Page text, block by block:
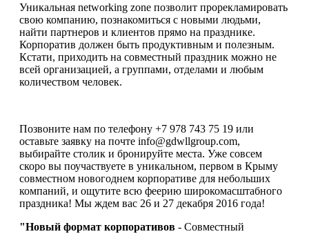
Уникальная networking zone позволит прорекламировать
свою компанию, познакомиться с новыми людьми,
найти партнеров и клиентов прямо на празднике.
Корпоратив должен быть продуктивным и полезным.
Кстати, приходить на совместный праздник можно не
всей организацией, а группами, отделами и любым
количеством человек.
Позвоните нам по телефону +7 978 743 75 19 или
оставьте заявку на почте info@gdwllgroup.com,
выбирайте столик и бронируйте места. Уже совсем
скоро вы поучаствуете в уникальном, первом в Крыму
совместном новогоднем корпоративе для небольших
компаний, и ощутите всю феерию широкомасштабного
праздника! Мы ждем вас 26 и 27 декабря 2016 года!
"Новый формат корпоративов - Совместный